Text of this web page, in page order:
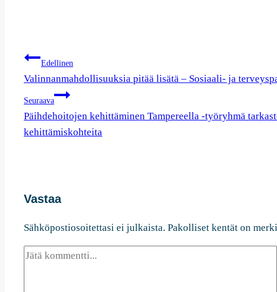
Artikkelien
selaus
Edellinen
Valinnanmahdollisuuksia pitää lisätä – Sosiaali- ja
Seuraava
Päihdehoitojen kehittäminen Tampereella -työryhmä
kehittämiskohteita
Vastaa
Sähköpostiosoitettasi ei julkaista. Pakolliset kentät on